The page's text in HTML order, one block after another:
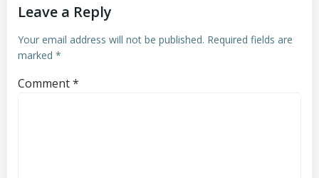
Leave a Reply
Your email address will not be published. Required fields are
marked *
Comment*